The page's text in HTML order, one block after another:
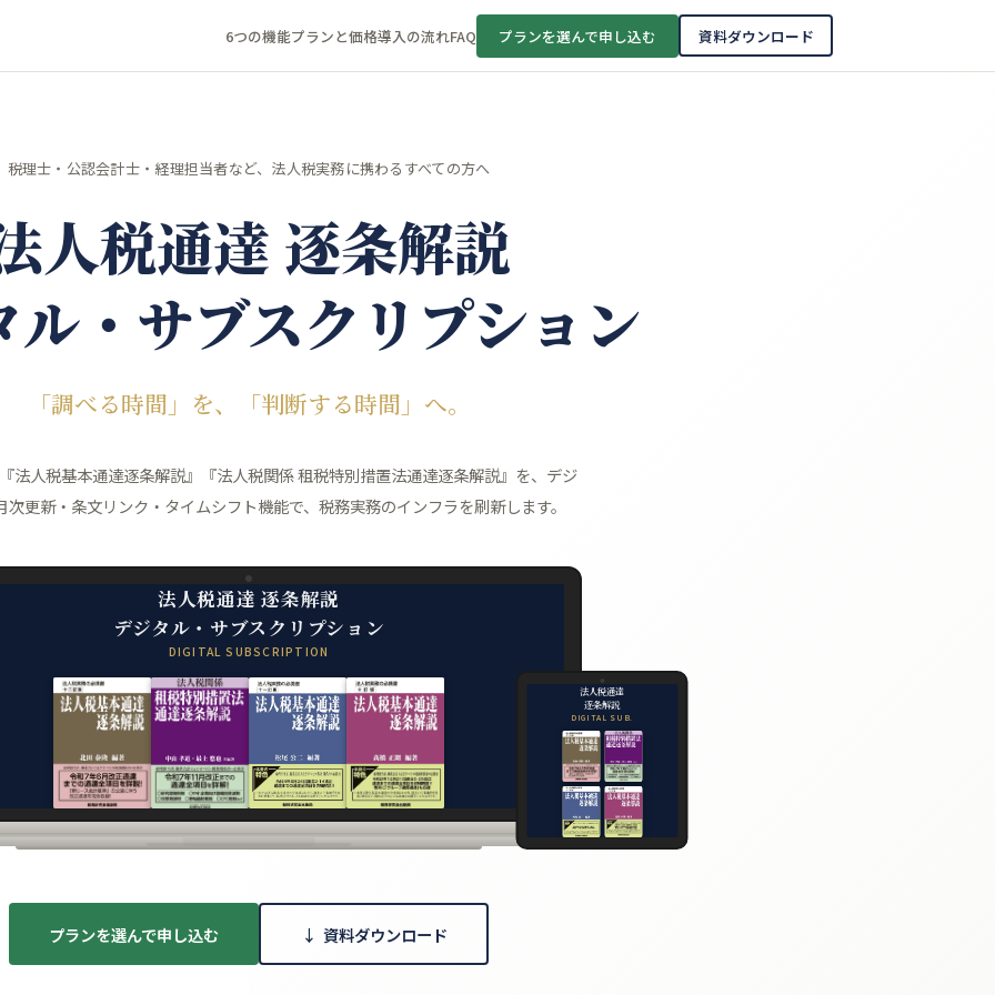
6つの機能プランと価格導入の流れFAQ プランを選んで申し込む 資料ダウンロード
税理士・公認会計士・経理担当者など、法人税実務に携わるすべての方へ
人税通達 逐条解説
ル・サブスクリプション
「調べる時間」を、「判断する時間」へ。
法人税基本通達逐条解説』『法人税関係 租税特別措置法通達逐条解説』を、デジ
次更新・条文リンク・タイムシフト機能で、税務実務のインフラを刷新します。
法人税通達 逐条解説
デジタル・サブスクリプション
DIGITAL SUBSCRIPTION
法人税通達
逐条解説
DIGITAL SUB.
プランを選んで申し込む ↓ 資料ダウンロード